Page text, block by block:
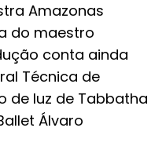
Amazonas
do maestro
conta ainda
Técnica de
de luz de Tabbatha
Álvaro